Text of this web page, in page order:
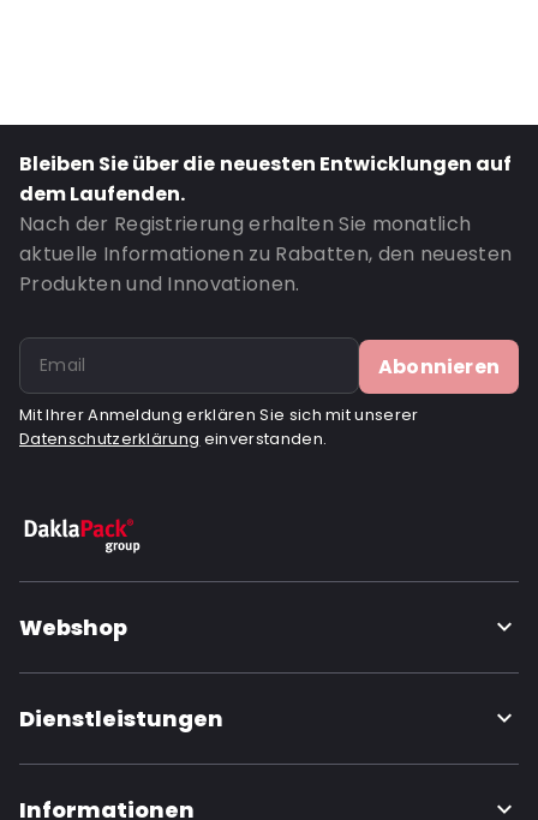
Bottom gusset: 25
Bestell-ID: 820
Bleiben Sie über die neuesten Entwicklungen auf
dem Laufenden.
Nach der Registrierung erhalten Sie monatlich
aktuelle Informationen zu Rabatten, den neuesten
Produkten und Innovationen.
Abonnieren
Mit Ihrer Anmeldung erklären Sie sich mit unserer
Datenschutzerklärung einverstanden.
Webshop
Dienstleistungen
Informationen